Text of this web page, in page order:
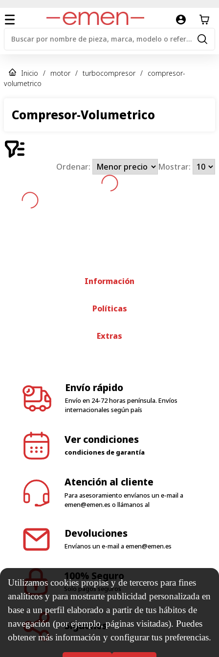
Inicio / motor / turbocompresor / compresor-
volumetrico
Compresor-Volumetrico
Ordenar: Mostrar:
Información
Políticas
Extras
Envío rápido
Envío en 24-72 horas península. Envíos
internacionales según país
Ver condiciones
condiciones de garantía
Atención al cliente
Para asesoramiento envíanos un e-mail a
emen@emen.es o llámanos al
Devoluciones
Envíanos un e-mail aemen@emen.es
100% Seguro
Solo pagos seguros
Síguenos
Utilizamos cookies propias y de terceros para fines
analíticos y para mostrarte publicidad personalizada en
base a un perfil elaborado a partir de tus hábitos de
navegación (por ejemplo, páginas visitadas). Puedes
obtener más información y configurar tus preferencias.